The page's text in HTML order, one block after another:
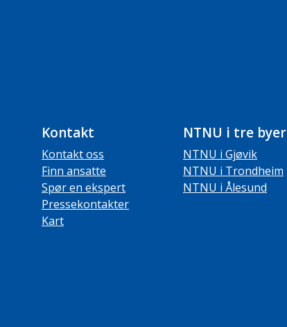
Kontakt
Kontakt oss
Finn ansatte
Spør en ekspert
Pressekontakter
Kart
NTNU i tre byer
NTNU i Gjøvik
NTNU i Trondheim
NTNU i Ålesund